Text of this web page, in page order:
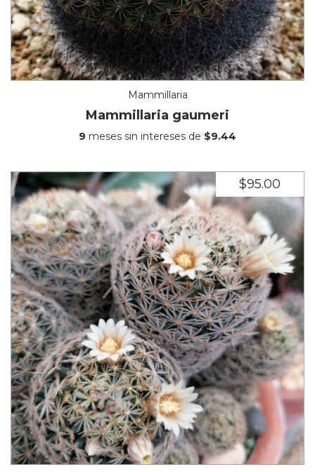
Mammillaria
Mammillaria gaumeri
9 meses sin intereses de $9.44
$95.00